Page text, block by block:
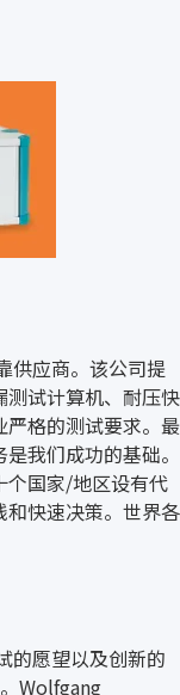
供应商。该公司提
试计算机、耐压快
格的测试要求。最
我们成功的基础。
个国家/地区设有代
快速决策。世界各
的愿望以及创新的
Wolfgang